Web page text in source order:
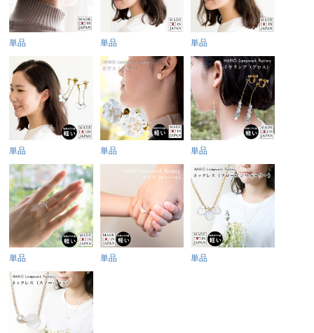
単品 単品 単品
単品 単品 単品
単品 単品 単品